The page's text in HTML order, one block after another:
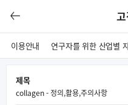
이용안내 연구자를 위한 산업별
제목
collagen - 정의,활용,주의사항